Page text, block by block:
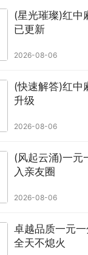
(星光璀璨)红中
已更新
2026-08-06
(快速解答)红中
升级
2026-08-06
(风起云涌)一元
入亲友圈
2026-08-06
卓越品质一元
全天不熄火